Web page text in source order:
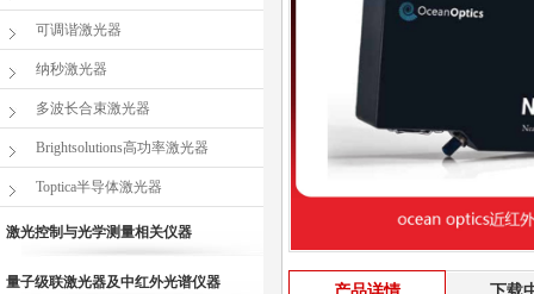
可调谐激光器
纳秒激光器
多波长合束激光器
Brightsolutions高功率激光器
Toptica半导体激光器
激光控制与光学测量相关仪器
量子级联激光器及中红外光谱仪器